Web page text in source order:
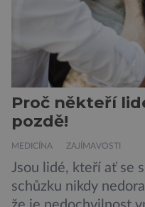
Proč někteří
pozdě!
MEDICÍNA ZAJÍMAVOSTI
Jsou lidé, kteří ať se
schůzku nikdy